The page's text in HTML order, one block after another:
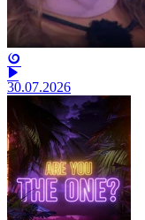
30.07.2026